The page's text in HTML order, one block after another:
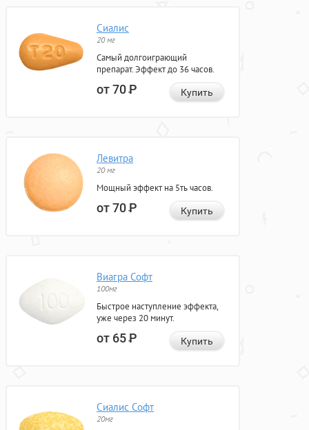
Сиалис
20 мг
Самый долгоиграющий
препарат. Эффект до 36 часов.
от 70Р Купить
Левитра
20 мг
Мощный эффект на 5ть часов.
от 70Р Купить
Виагра Софт
100мг
Быстрое наступление эффекта,
уже через 20 минут.
от 65Р Купить
Сиалис Софт
20мг